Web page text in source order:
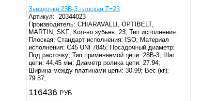
Звездочка 28B-3 плоская Z=23
Артикул: 20344023
Производитель: CHIARAVALLI, OPTIBELT,
MARTIN, SKF; Кол-во зубьев: 23; Тип исполнения:
Плоская; Стандарт исполнения: ISO; Материал
исполнения: C45 UNI 7845; Посадочный диаметр:
Под расточку; Тип применяемой цепи: 28B-3;
Шаг
цепи: 44.45 мм; Диаметр ролика цепи: 27.94;
Ширина между платинами цепи: 30.99; Вес (кг):
79.87;
116436 РУБ